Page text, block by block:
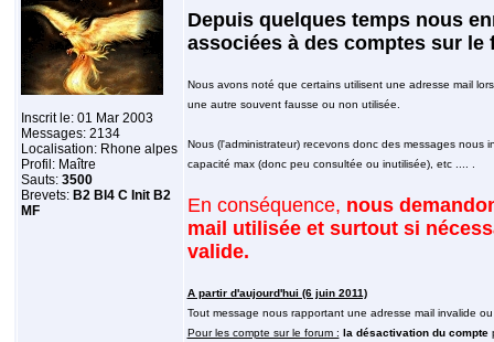
Inscrit le: 01 Mar 2003
Messages: 2134
Localisation: Rhone alpes
Profil: Maître
Sauts: 3500
Brevets: B2 BI4 C Init B2
MF
Depuis quelques temps nous
associées à des comptes sur
Nous avons noté que certains utilisent une adresse mail
une autre souvent fausse ou non utilisée.
Nous (l'administrateur) recevons donc des messages
capacité max (donc peu consultée ou inutilisée), etc .... .
En conséquence, nous
mail utilisée et surtout si
valide.
A partir d'aujourd'hui (6 juin 2011)
Tout message nous rapportant une adresse mail invalide
Pour les compte sur le forum : la désactivation du compte